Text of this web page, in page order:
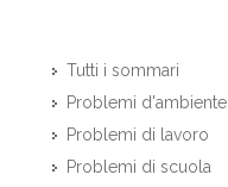
Tutti i sommari
Problemi d'ambiente
Problemi di lavoro
Problemi di scuola